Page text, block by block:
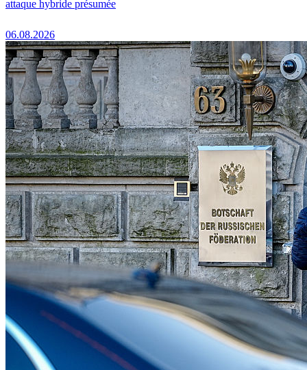
attaque hybride présumée
06.08.2026